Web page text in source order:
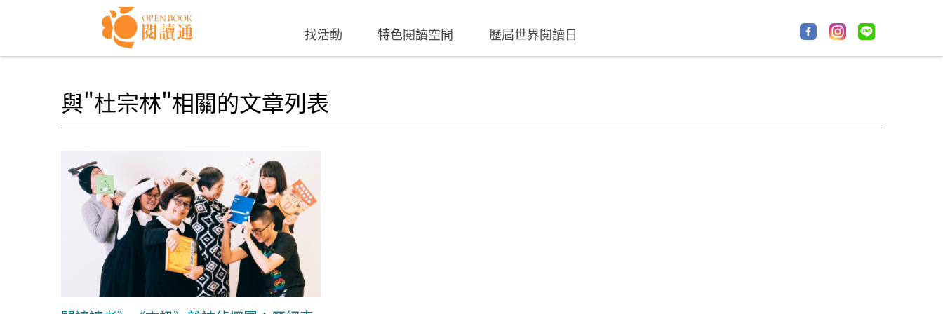
找活動 特色閱讀空間 歷屆世界閱讀日
與"杜宗林"相關的文章列表